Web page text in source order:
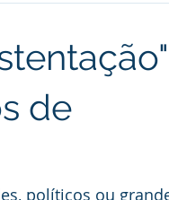
de
políticos ou